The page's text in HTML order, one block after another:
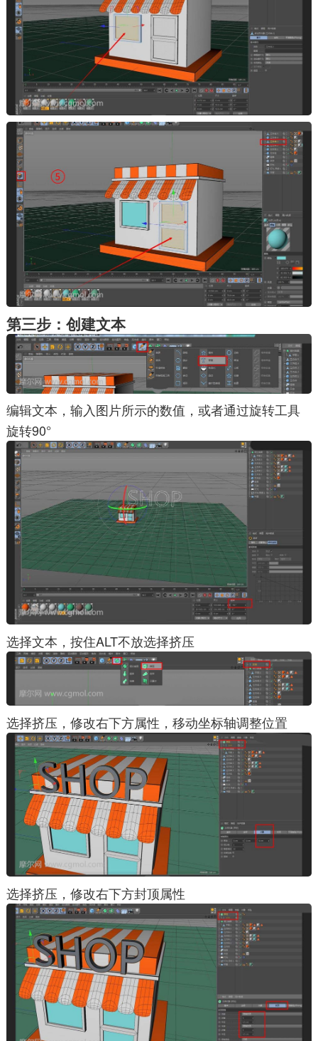
第三步：创建文本
编辑文本，输入图片所示的数值，或者通过旋转工具
旋转90°
选择文本，按住ALT不放选择挤压
选择挤压，修改右下方属性，移动坐标轴调整位置
选择挤压，修改右下方封顶属性